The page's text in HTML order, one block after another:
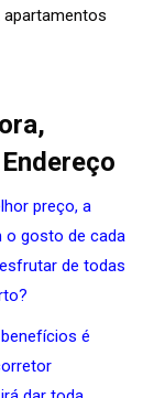
apartamentos
preço, a
o gosto de cada
de todas
é